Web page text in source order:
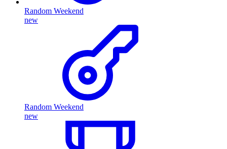
Random Weekend
new
Random Weekend
new